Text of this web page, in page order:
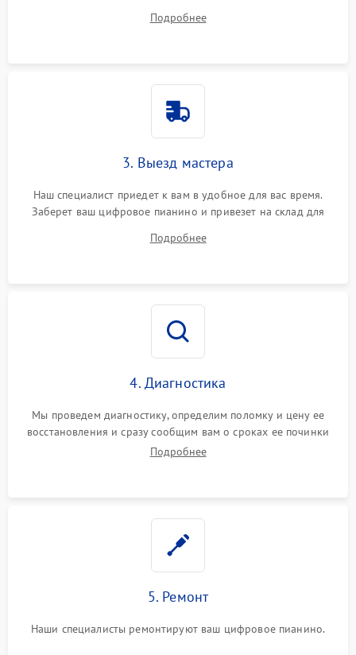
Подробнее
3. Выезд мастера
Наш специалист приедет к вам в удобное для вас время.
Заберет ваш цифровое пианино и привезет на склад для
Подробнее
4. Диагностика
Мы проведем диагностику, определим поломку и цену ее
восстановления и сразу сообщим вам о сроках ее починки
Подробнее
5. Ремонт
Наши специалисты ремонтируют ваш цифровое пианино.